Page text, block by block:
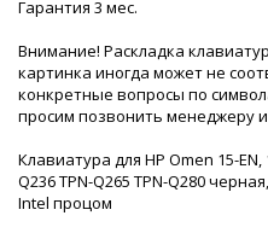
Гарантия 3 мес.
Внимание! Раскладка
картинка иногда может не
конкретные вопросы по
просим позвонить менеджеру
Клавиатура для HP Omen 15-EN,
Q236 TPN-Q265 TPN-Q280
Intel процом